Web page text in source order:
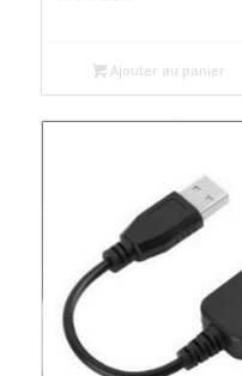
Ajouter au panier